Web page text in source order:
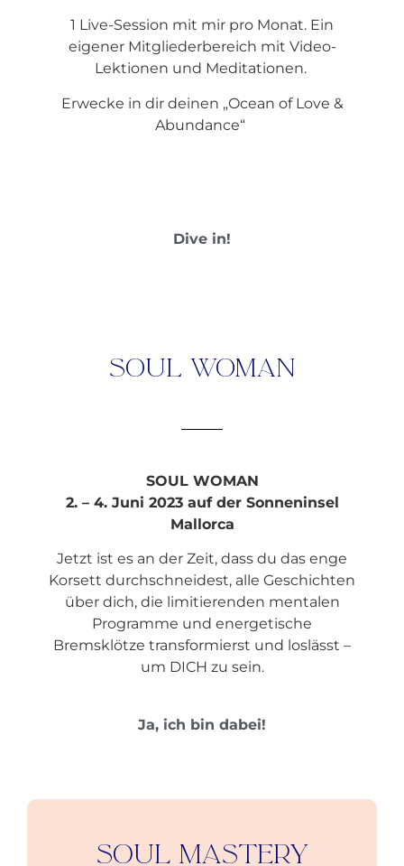
1 Live-Session mit mir pro Monat. Ein
eigener Mitgliederbereich mit Video-
Lektionen und Meditationen.
Erwecke in dir deinen „Ocean of Love &
Abundance“
Dive in!
Soul Woman
SOUL WOMAN
2.– 4. Juni 2023 auf der Sonneninsel
Mallorca
Jetzt ist es an der Zeit, dass du das enge
Korsett durchschneidest, alle Geschichten
über dich, die limitierenden mentalen
Programme und energetische
Bremsklötze transformierst und loslässt –
um DICH zu sein.
Ja, ich bin dabei!
Soul Mastery